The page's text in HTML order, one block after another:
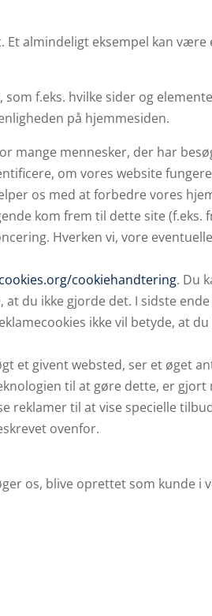
almindeligt eksempel kan være
f.eks. hvilke sider og
på hjemmesiden.
mange mennesker, der har
om vores website
os med at forbedre vores
kom frem til dette site (f.eks.
Hverken vi, vore
cookiehandtering. Du
at du ikke gjorde det. I sidste
ikke vil betyde, at
et givent websted, ser et øget
til at gøre dette, er
reklamer til at vise specielle
ovenfor.
os, blive oprettet som kunde i